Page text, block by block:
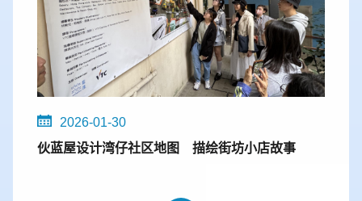
2026-01-30
伙蓝屋设计湾仔社区地图 描绘街坊小店故事